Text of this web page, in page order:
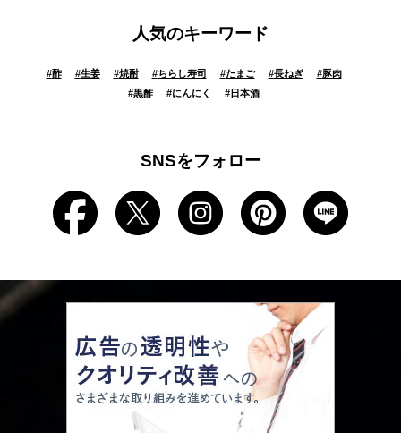
人気のキーワード
#酢 #生姜 #焼酎 #ちらし寿司 #たまご #長ねぎ #豚肉
#黒酢 #にんにく #日本酒
SNSをフォロー